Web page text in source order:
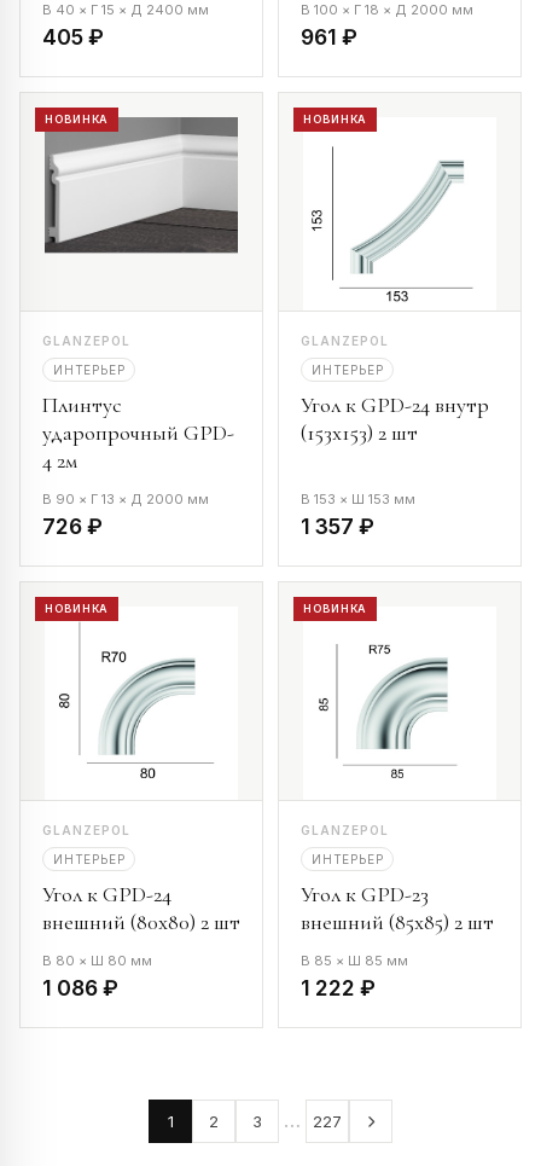
В 40 × Г 15 × Д 2400 мм
405 ₽
В 100 × Г 18 × Д 2000 мм
961 ₽
НОВИНКА
GLANZEPOL
ИНТЕРЬЕР
Плинтус
ударопрочный GPD-
4 2м
В 90 × Г 13 × Д 2000 мм
726 ₽
НОВИНКА
GLANZEPOL
ИНТЕРЬЕР
Угол к GPD-24 внутр
(153х153) 2 шт
В 153 × Ш 153 мм
1 357 ₽
НОВИНКА
GLANZEPOL
ИНТЕРЬЕР
Угол к GPD-24
внешний (80х80) 2 шт
В 80 × Ш 80 мм
1 086 ₽
НОВИНКА
GLANZEPOL
ИНТЕРЬЕР
Угол к GPD-23
внешний (85х85) 2 шт
В 85 × Ш 85 мм
1 222 ₽
1 2 3 … 227